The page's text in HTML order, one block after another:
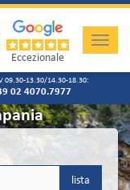
Toggle
Eccezionale
09.30-13.30/14.30-18.30:
02 4070.7977
lista